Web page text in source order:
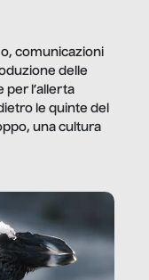
comunicazioni
delle
per l’allerta
le quinte del
una cultura